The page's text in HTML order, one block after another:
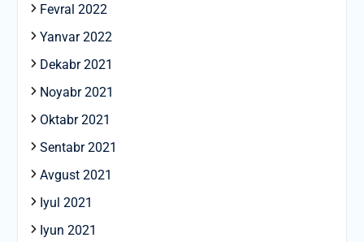
Fevral 2022
Yanvar 2022
Dekabr 2021
Noyabr 2021
Oktabr 2021
Sentabr 2021
Avgust 2021
Iyul 2021
Iyun 2021